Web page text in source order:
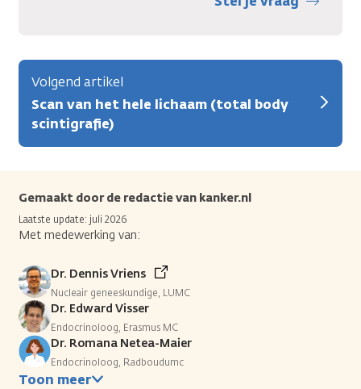
Volgend artikel
Scan van het hele lichaam (total body
scintigrafie)
Gemaakt door de redactie van kanker.nl
Laatste update: juli 2026
Met medewerking van:
Dr. Dennis Vriens
Nucleair geneeskundige, LUMC
Dr. Edward Visser
Endocrinoloog, Erasmus MC
Dr. Romana Netea-Maier
Endocrinoloog, Radboudumc
Toon meer